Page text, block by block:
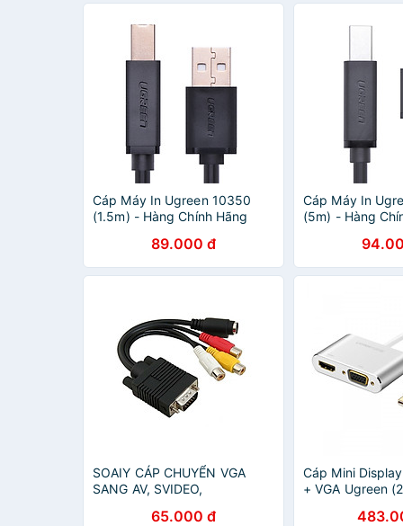
Cáp Máy In Ugreen 10350
(1.5m) - Hàng Chính Hãng
89.000 đ
Cáp Máy In
(5m) - Hàng
SOAIY CÁP CHUYỂN VGA
SANG AV, SVIDEO,
65.000 đ
Cáp Mini
+ VGA Ugreen